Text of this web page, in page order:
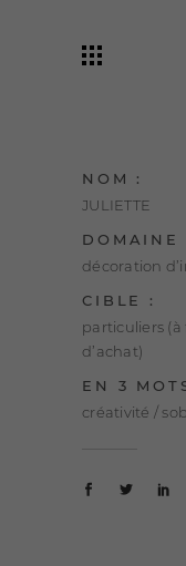
NOM :
JULIETTE
DOMAINE
décoration
CIBLE :
particuliers
d’achat)
EN 3
créativité /